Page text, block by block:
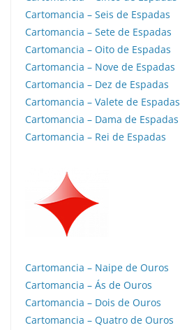
Cartomancia – Seis de Espadas
Cartomancia – Sete de Espadas
Cartomancia – Oito de Espadas
Cartomancia – Nove de Espadas
Cartomancia – Dez de Espadas
Cartomancia – Valete de Espadas
Cartomancia – Dama de Espadas
Cartomancia – Rei de Espadas
Cartomancia – Naipe de Ouros
Cartomancia – Ás de Ouros
Cartomancia – Dois de Ouros
Cartomancia – Quatro de Ouros